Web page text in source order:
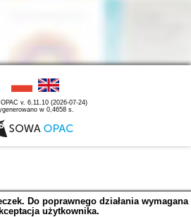
v. 6.11.10 (2026-07-24)
w 0,4658 s.
Do poprawnego działania wymagana
użytkownika.